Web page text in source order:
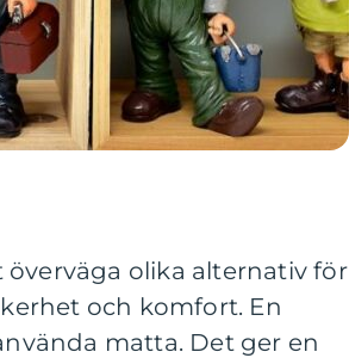
olika alternativ för
och komfort. En
matta. Det ger en